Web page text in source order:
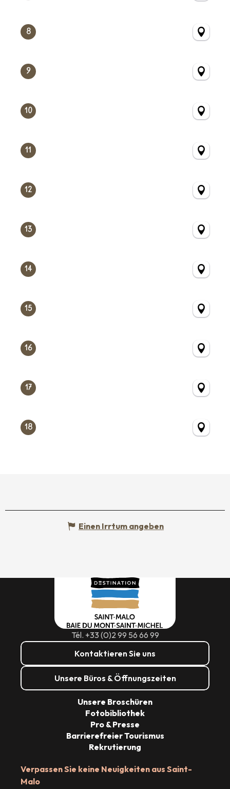
8
9
10
11
12
13
14
15
16
17
18
Einen Irrtum angeben
Tél. +33 (0)2 99 56 66 99
Kontaktieren Sie uns
Unsere Büros & Öffnungszeiten
Verpassen Sie keine Neuigkeiten aus Saint-
Malo
Unsere Broschüren
Fotobibliothek
Pro & Presse
Barrierefreier Tourismus
Rekrutierung